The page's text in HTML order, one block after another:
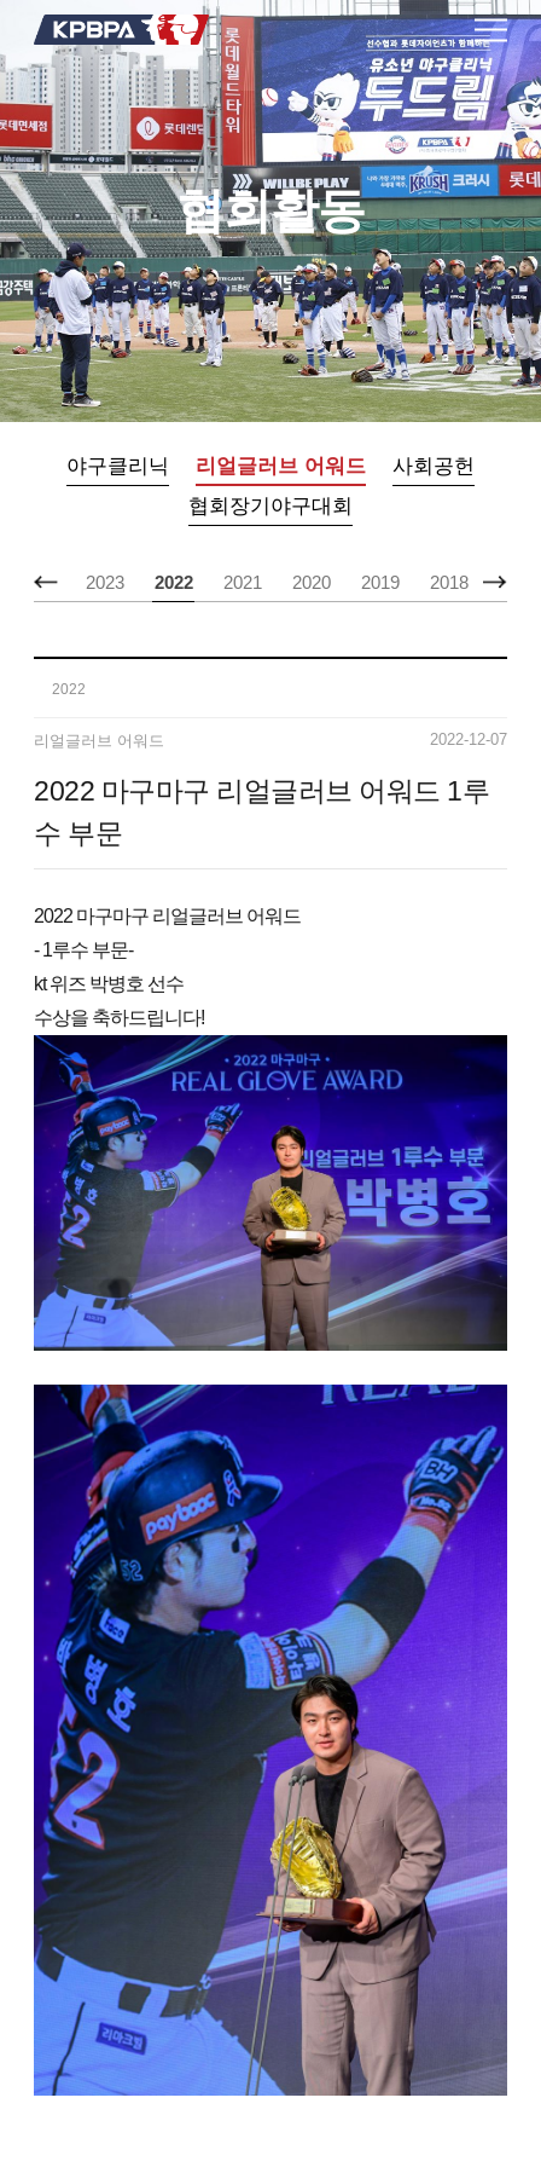
협회활동
야구클리닉 리얼글러브 어워드
사회공헌
협회장기야구대회
2017
2018
2019
2020
2021
2022
2023
2024
2022
리얼글러브 어워드 2022-12-07
2022 마구마구 리얼글러브 어워드 1루
수 부문
2022 마구마구 리얼글러브 어워드
- 1루수 부문-
kt 위즈 박병호 선수
수상을 축하드립니다!